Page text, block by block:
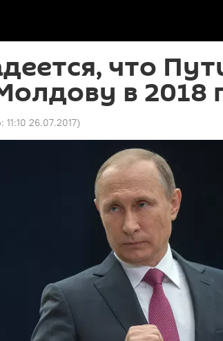
что
в 2018
11:10 26.07.2017)